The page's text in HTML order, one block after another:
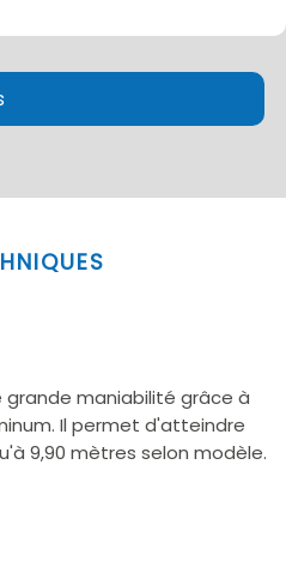
maniabilité grâce à
Il permet d'atteindre
9,90 mètres selon modèle.